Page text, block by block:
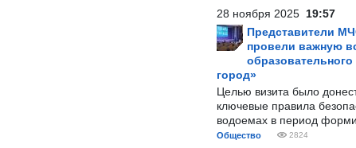
28 ноября 2025 19:57
Представители
провели важную
город»
Целью визита было
ключевые правила
водоемах в период
Общество 2824